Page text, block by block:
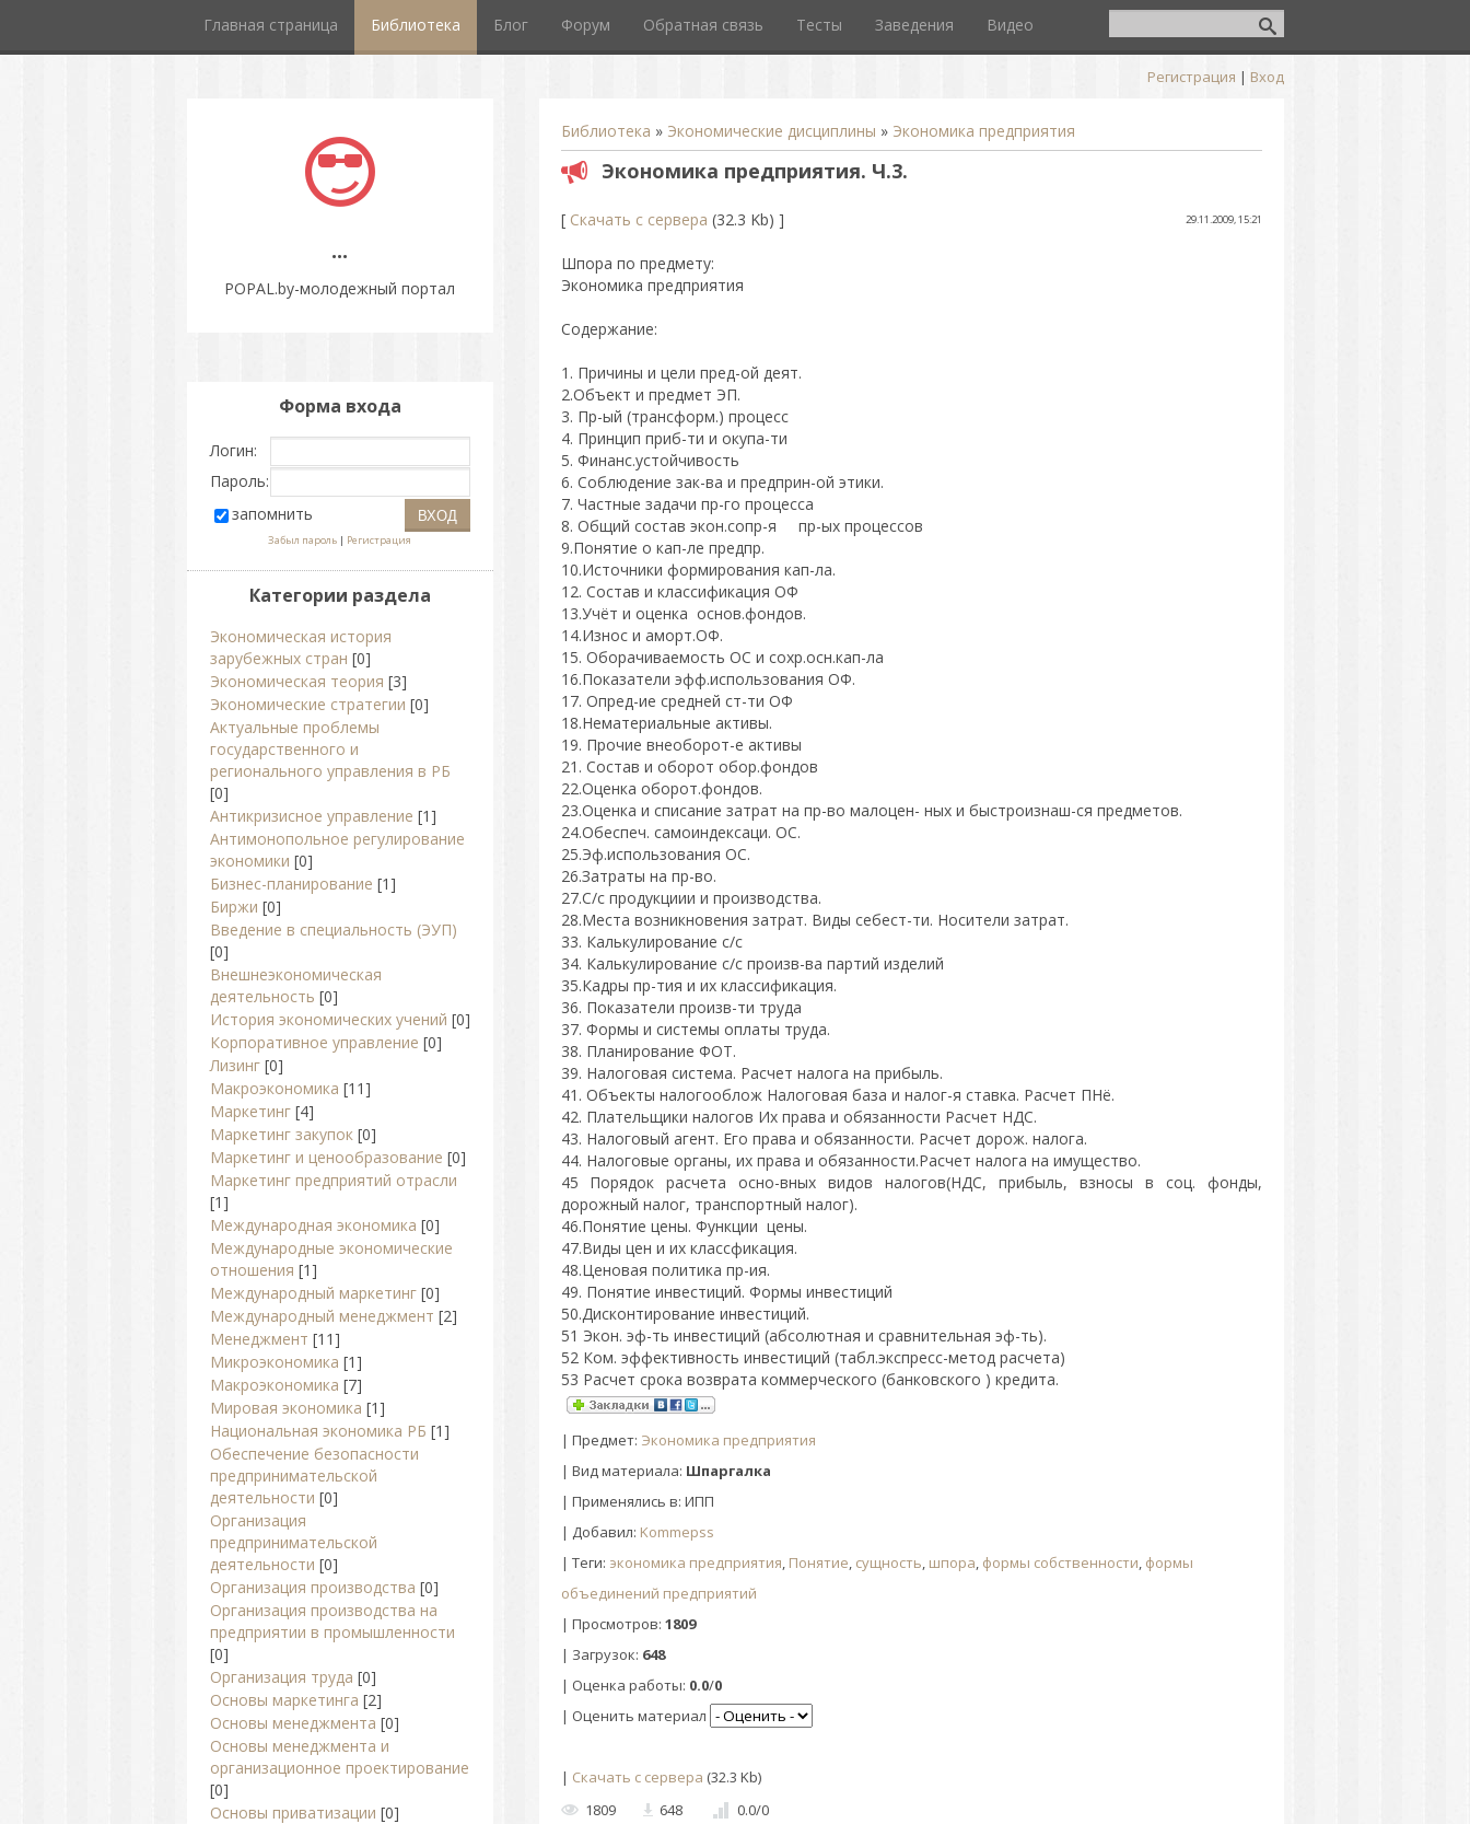
Главная страница Библиотека Блог Форум Обратная связь Тесты Заведения Видео
Регистрация | Вход
...
POPAL.by-молодежный портал
Библиотека » Экономические дисциплины » Экономика предприятия
Экономика предприятия. Ч.3.
[ Скачать с сервера (32.3 Kb) ] 29.11.2009, 15:21
Шпора по предмету:
Экономика предприятия
Содержание:
1. Причины и цели пред-ой деят.
2.Объект и предмет ЭП.
3. Пр-ый (трансформ.) процесс
4. Принцип приб-ти и окупа-ти
5. Финанс.устойчивость
6. Соблюдение зак-ва и предприн-ой этики.
7. Частные задачи пр-го процесса
8. Общий состав экон.сопр-я пр-ых процессов
9.Понятие о кап-ле предпр.
10.Источники формирования кап-ла.
12. Состав и классификация ОФ
13.Учёт и оценка основ.фондов.
14.Износ и аморт.ОФ.
15. Оборачиваемость ОС и сохр.осн.кап-ла
16.Показатели эфф.использования ОФ.
17. Опред-ие средней ст-ти ОФ
18.Нематериальные активы.
19. Прочие внеоборот-е активы
21. Состав и оборот обор.фондов
22.Оценка оборот.фондов.
23.Оценка и списание затрат на пр-во малоцен- ных и быстроизнаш-ся предметов.
24.Обеспеч. самоиндексаци. ОС.
25.Эф.использования ОС.
26.Затраты на пр-во.
27.С/с продукциии и производства.
28.Места возникновения затрат. Виды себест-ти. Носители затрат.
33. Калькулирование с/с
34. Калькулирование с/с произв-ва партий изделий
35.Кадры пр-тия и их классификация.
36. Показатели произв-ти труда
37. Формы и системы оплаты труда.
38. Планирование ФОТ.
39. Налоговая система. Расчет налога на прибыль.
41. Объекты налогооблож Налоговая база и налог-я ставка. Расчет ПНё.
42. Плательщики налогов Их права и обязанности Расчет НДС.
43. Налоговый агент. Его права и обязанности. Расчет дорож. налога.
44. Налоговые органы, их права и обязанности.Расчет налога на имущество.
45 Порядок расчета осно-вных видов налогов(НДС, прибыль, взносы в соц. фонды,
дорожный налог, транспортный налог).
46.Понятие цены. Функции цены.
47.Виды цен и их классфикация.
48.Ценовая политика пр-ия.
49. Понятие инвестиций. Формы инвестиций
50.Дисконтирование инвестиций.
51 Экон. эф-ть инвестиций (абсолютная и сравнительная эф-ть).
52 Ком. эффективность инвестиций (табл.экспресс-метод расчета)
53 Расчет срока возврата коммерческого (банковского ) кредита.
| Предмет: Экономика предприятия
| Вид материала: Шпаргалка
| Применялись в: ИПП
| Добавил: Kommepss
| Теги: экономика предприятия, Понятие, сущность, шпора, формы собственности, формы
объединений предприятий
| Просмотров: 1809
| Загрузок: 648
| Оценка работы: 0.0/0
| Оценить материал
| Скачать с сервера (32.3 Kb)
1809
648 0.0/0
Форма входа
Логин:
Пароль:
запомнить
Забыл пароль | Регистрация
Категории раздела
Экономическая история
зарубежных стран [0]
Экономическая теория [3]
Экономические стратегии [0]
Актуальные проблемы
государственного и
регионального управления в РБ
[0]
Антикризисное управление [1]
Антимонопольное регулирование
экономики [0]
Бизнес-планирование [1]
Биржи [0]
Введение в специальность (ЭУП)
[0]
Внешнеэкономическая
деятельность [0]
История экономических учений [0]
Корпоративное управление [0]
Лизинг [0]
Макроэкономика [11]
Маркетинг [4]
Маркетинг закупок [0]
Маркетинг и ценообразование [0]
Маркетинг предприятий отрасли
[1]
Международная экономика [0]
Международные экономические
отношения [1]
Международный маркетинг [0]
Международный менеджмент [2]
Менеджмент [11]
Микроэкономика [1]
Макроэкономика [7]
Мировая экономика [1]
Национальная экономика РБ [1]
Обеспечение безопасности
предпринимательской
деятельности [0]
Организация
предпринимательской
деятельности [0]
Организация производства [0]
Организация производства на
предприятии в промышленности
[0]
Организация труда [0]
Основы маркетинга [2]
Основы менеджмента [0]
Основы менеджмента и
организационное проектирование
[0]
Основы приватизации [0]